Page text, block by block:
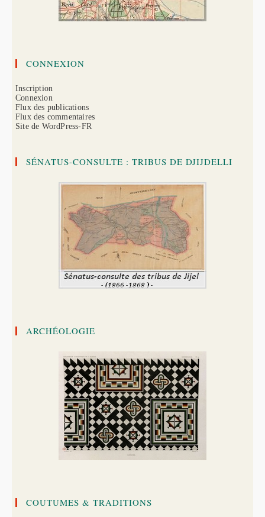
CONNEXION
Inscription
Connexion
Flux des publications
Flux des commentaires
Site de WordPress-FR
SÉNATUS-CONSULTE : TRIBUS DE DJIJDELLI
ARCHÉOLOGIE
COUTUMES & TRADITIONS